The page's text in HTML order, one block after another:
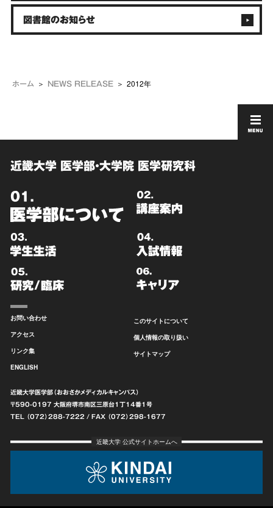
ホーム NEWS RELEASE 2012年
図書館のお知らせ
近畿大学 医学部・大学院 医学研究科
お問い合わせ
アクセス
リンク集
ENGLISH
このサイトについて
個人情報の取り扱い
サイトマップ
近畿大学医学部（おおさかメディカルキャンパス）
〒590-0197 大阪府堺市南区三原台1丁14番1号
TEL （072）288-7222 / FAX （072）298-1677
近畿大学 公式サイトホームへ